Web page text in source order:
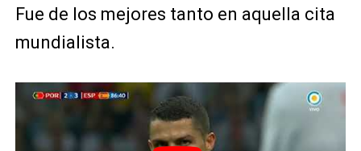
Fue de los mejores tanto en aquella cita
mundialista.